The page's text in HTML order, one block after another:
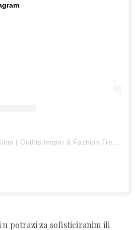
u potrazi za sofisticiranim ili